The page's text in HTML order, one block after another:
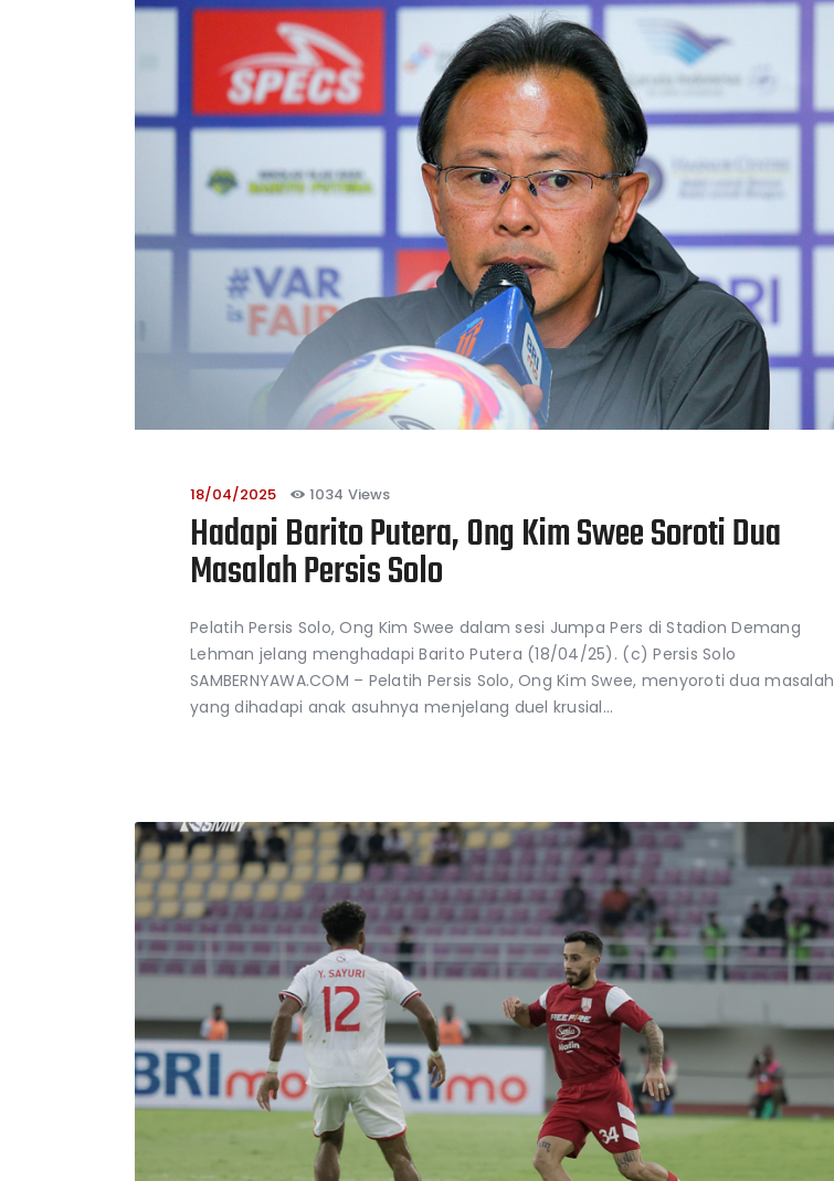
18/04/2025 1034 Views
Hadapi Barito Putera, Ong Kim Swee Soroti Dua
Masalah Persis Solo
Pelatih Persis Solo, Ong Kim Swee dalam sesi Jumpa Pers di Stadion Demang
Lehman jelang menghadapi Barito Putera (18/04/25). (c) Persis Solo
SAMBERNYAWA.COM – Pelatih Persis Solo, Ong Kim Swee, menyoroti dua masalah
yang dihadapi anak asuhnya menjelang duel krusial…